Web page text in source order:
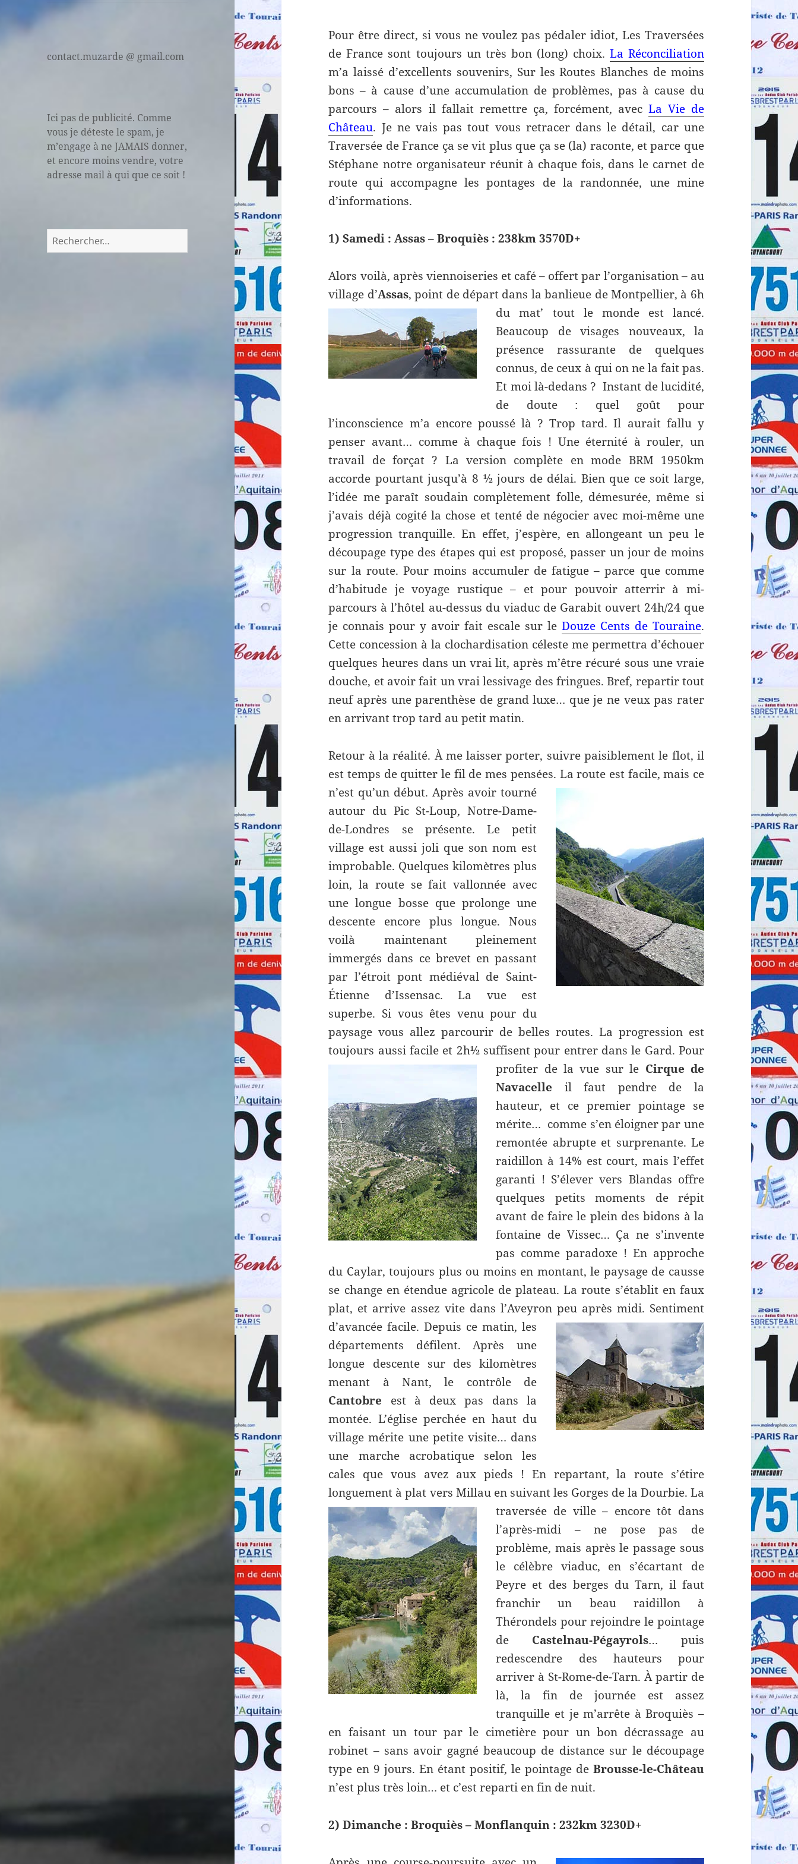
contact.muzarde @ gmail.com
Ici pas de publicité. Comme
vous je déteste le spam, je
m’engage à ne JAMAIS donner,
et encore moins vendre, votre
adresse mail à qui que ce soit !
Rechercher :
Pour être direct, si vous ne voulez pas pédaler idiot, Les Traversées
de France sont toujours un très bon (long) choix. La Réconciliation
m’a laissé d’excellents souvenirs, Sur les Routes Blanches de moins
bons – à cause d’une accumulation de problèmes, pas à cause du
parcours – alors il fallait remettre ça, forcément, avec La Vie de
Château. Je ne vais pas tout vous retracer dans le détail, car une
Traversée de France ça se vit plus que ça se (la) raconte, et parce que
Stéphane notre organisateur réunit à chaque fois, dans le carnet de
route qui accompagne les pontages de la randonnée, une mine
d’informations.
1) Samedi : Assas – Broquiès : 238km 3570D+
Alors voilà, après viennoiseries et café – offert par l’organisation – au
village d’Assas, point de départ dans la banlieue de Montpellier, à 6h
du mat’ tout le monde est lancé.
Beaucoup de visages nouveaux, la
présence rassurante de quelques
connus, de ceux à qui on ne la fait pas.
Et moi là-dedans ? Instant de lucidité,
de doute : quel goût pour
l’inconscience m’a encore poussé là ? Trop tard. Il aurait fallu y
penser avant… comme à chaque fois ! Une éternité à rouler, un
travail de forçat ? La version complète en mode BRM 1950km
accorde pourtant jusqu’à 8 ½ jours de délai. Bien que ce soit large,
l’idée me paraît soudain complètement folle, démesurée, même si
j’avais déjà cogité la chose et tenté de négocier avec moi-même une
progression tranquille. En effet, j’espère, en allongeant un peu le
découpage type des étapes qui est proposé, passer un jour de moins
sur la route. Pour moins accumuler de fatigue – parce que comme
d’habitude je voyage rustique – et pour pouvoir atterrir à mi-
parcours à l’hôtel au-dessus du viaduc de Garabit ouvert 24h/24 que
je connais pour y avoir fait escale sur leDouze Cents de Touraine.
Cette concession à la clochardisation céleste me permettra d’échouer
quelques heures dans un vrai lit, après m’être récuré sous une vraie
douche, et avoir fait un vrai lessivage des fringues. Bref, repartir tout
neuf après une parenthèse de grand luxe… que je ne veux pas rater
en arrivant trop tard au petit matin.
Retour à la réalité. À me laisser porter, suivre paisiblement le flot, il
est temps de quitter le fil de mes pensées. La route est facile, mais ce
n’est qu’un début. Après avoir tourné
autour du Pic St-Loup, Notre-Dame-
de-Londres se présente. Le petit
village est aussi joli que son nom est
improbable. Quelques kilomètres plus
loin, la route se fait vallonnée avec
une longue bosse que prolonge une
descente encore plus longue. Nous
voilà maintenant pleinement
immergés dans ce brevet en passant
par l’étroit pont médiéval de Saint-
Étienne d’Issensac. La vue est
superbe. Si vous êtes venu pour du
paysage vous allez parcourir de belles routes. La progression est
toujours aussi facile et 2h½ suffisent pour entrer dans le Gard. Pour
profiter de la vue sur le Cirque de
Navacelle il faut pendre de la
hauteur, et ce premier pointage se
mérite… comme s’en éloigner par une
remontée abrupte et surprenante. Le
raidillon à 14% est court, mais l’effet
garanti ! S’élever vers Blandas offre
quelques petits moments de répit
avant de faire le plein des bidons à la
fontaine de Vissec… Ça ne s’invente
pas comme paradoxe ! En approche
du Caylar, toujours plus ou moins en montant, le paysage de causse
se change en étendue agricole de plateau. La route s’établit en faux
plat, et arrive assez vite dans l’Aveyron peu après midi. Sentiment
d’avancée facile. Depuis ce matin, les
départements défilent. Après une
longue descente sur des kilomètres
menant à Nant, le contrôle de
Cantobre est à deux pas dans la
montée. L’église perchée en haut du
village mérite une petite visite… dans
une marche acrobatique selon les
cales que vous avez aux pieds ! En repartant, la route s’étire
longuement à plat vers Millau en suivant les Gorges de la Dourbie. La
traversée de ville – encore tôt dans
l’après-midi – ne pose pas de
problème, mais après le passage sous
le célèbre viaduc, en s’écartant de
Peyre et des berges du Tarn, il faut
franchir un beau raidillon à
Thérondels pour rejoindre le pointage
de Castelnau-Pégayrols… puis
redescendre des hauteurs pour
arriver à St-Rome-de-Tarn. À partir de
là, la fin de journée est assez
tranquille et je m’arrête à Broquiès –
en faisant un tour par le cimetière pour un bon décrassage au
robinet – sans avoir gagné beaucoup de distance sur le découpage
type en 9 jours. En étant positif, le pointage de Brousse-le-Château
n’est plus très loin… et c’est reparti en fin de nuit.
2) Dimanche : Broquiès – Monflanquin : 232km 3230D+